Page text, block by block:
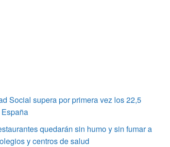
Social supera por primera vez los 22,5
quedarán sin humo y sin fumar a
y centros de salud